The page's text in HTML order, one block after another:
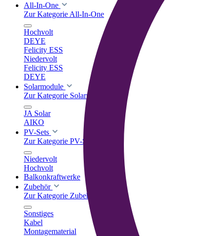
All-In-One
Zur Kategorie All-In-One
Hochvolt
DEYE
Felicity ESS
Niedervolt
Felicity ESS
DEYE
Solarmodule
Zur Kategorie Solarmodule
JA Solar
AIKO
PV-Sets
Zur Kategorie PV-Sets
Niedervolt
Hochvolt
Balkonkraftwerke
Zubehör
Zur Kategorie Zubehör
Sonstiges
Kabel
Montagematerial